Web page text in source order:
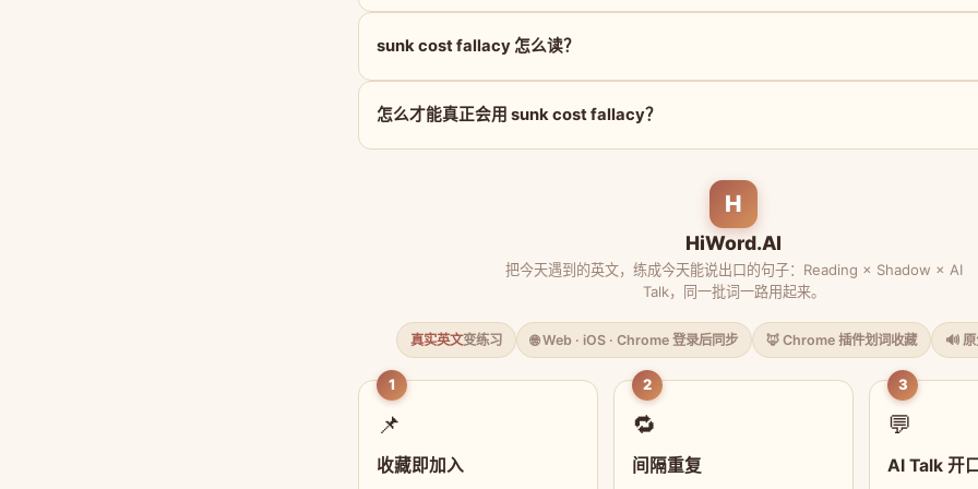
sunk cost fallacy 怎么读？
怎么才能真正会用 sunk cost fallacy？
H
HiWord.AI
把今天遇到的英文，练成今天能说出口的句子：Reading × Shadow × AI
Talk，同一批词一路用起来。
真实英文变练习 🌐 Web · iOS · Chrome 登录后同步 🦊 Chrome 插件划词收藏 🔊
1
📌
收藏即加入
2
🔁
间隔重复
3
💬
AI Talk 开